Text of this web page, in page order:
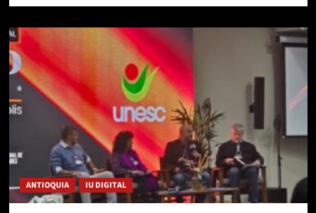
ANTIOQUIA IU DIGITAL